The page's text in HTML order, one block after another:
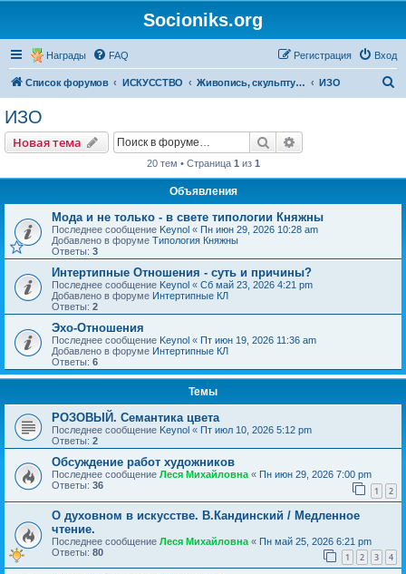
Socioniks.org
Награды FAQ Вход
Регистрация
Список форумов ИСКУССТВО Живопись, скульптура, графика ИЗО
ИЗО
Новая тема Поиск
20 тем • Страница 1 из 1
Объявления
Мода и не только - в свете типологии Княжны
Последнее сообщение Keynol « Пн июн 29, 2026 10:28 am
Добавлено в форуме Типология Княжны
Ответы: 3
Интертипные Отношения - суть и причины?
Последнее сообщение Keynol « Сб май 23, 2026 4:21 pm
Добавлено в форуме Интертипные КЛ
Ответы: 2
Эхо-Отношения
Последнее сообщение Keynol « Пт июн 19, 2026 11:36 am
Добавлено в форуме Интертипные КЛ
Ответы: 6
Темы
РОЗОВЫЙ. Семантика цвета
Последнее сообщение Keynol « Пт июл 10, 2026 5:12 pm
Ответы: 2
Обсуждение работ художников
Последнее сообщение Леся Михайловна « Пн июн 29, 2026 7:00 pm
Ответы: 36 1 2
О духовном в искусстве. В.Кандинский / Медленное
чтение.
Последнее сообщение Леся Михайловна « Пн май 25, 2026 6:21 pm
Ответы: 80 1 2 3 4